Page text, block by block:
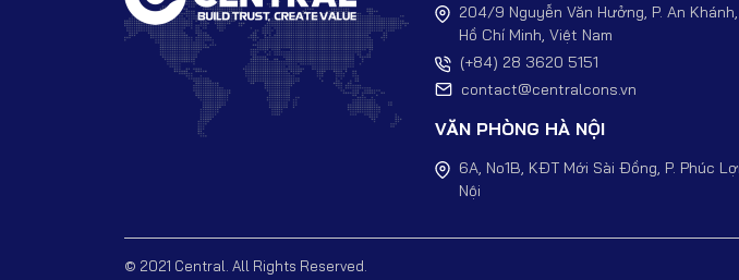
204/9 Nguyễn Văn Hưởng, P. An Khánh,
Hồ Chí Minh, Việt Nam
(+84) 28 3620 5151
contact@centralcons.vn
VĂN PHÒNG HÀ NỘI
6A, No1B, KĐT Mới Sài Đồng, P. Phúc
Nội
© 2021 Central. All Rights Reserved.